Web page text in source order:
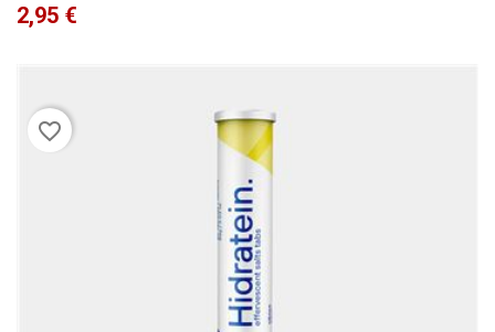
Precio
2,95 €
favorite_border